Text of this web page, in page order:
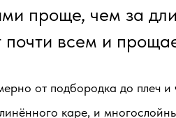
проще, чем за
почти всем и
от подбородка до плеч и
каре, и